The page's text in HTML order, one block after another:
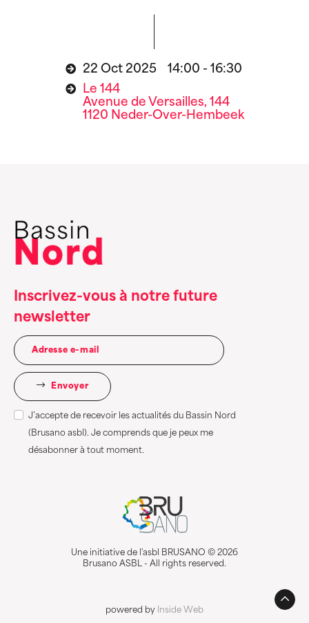
22 Oct 2025 14:00 - 16:30
Le 144
Avenue de Versailles, 144
1120 Neder-Over-Hembeek
Inscrivez-vous à notre future
newsletter
Envoyer
J’accepte de recevoir les actualités du Bassin Nord
(Brusano asbl). Je comprends que je peux me
désabonner à tout moment.
Une initiative de l'asbl BRUSANO © 2026
Brusano ASBL - All rights reserved.
powered by Inside Web